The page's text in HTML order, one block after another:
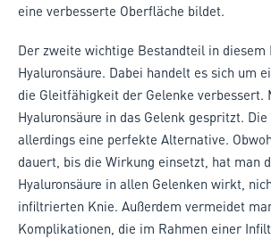
eine verbesserte Oberfläche bildet.
Der zweite wichtige Bestandteil in diesem
Hyaluronsäure. Dabei handelt es sich um
die Gleitfähigkeit der Gelenke verbessert.
Hyaluronsäure in das Gelenk gespritzt.
allerdings eine perfekte Alternative.
dauert, bis die Wirkung einsetzt, hat man
Hyaluronsäure in allen Gelenken wirkt,
infiltrierten Knie. Außerdem vermeidet
Komplikationen, die im Rahmen einer